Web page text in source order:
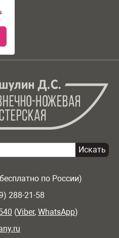
по России)
288-21-58
(Viber, WhatsApp)